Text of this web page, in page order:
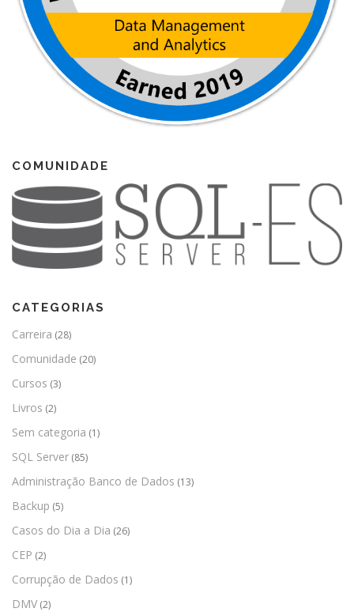
COMUNIDADE
CATEGORIAS
Carreira (28)
Comunidade (20)
Cursos (3)
Livros (2)
Sem categoria (1)
SQL Server (85)
Administração Banco de Dados (13)
Backup (5)
Casos do Dia a Dia (26)
CEP (2)
Corrupção de Dados (1)
DMV (2)